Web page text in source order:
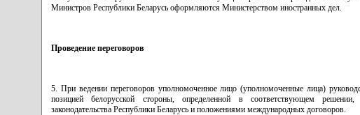
Министров Республики Беларусь оформляются Министерством иностранных дел.
Проведение переговоров
5. При ведении переговоров уполномоченное лицо (уполномоченные лица)
позицией белорусской стороны, определенной в соответствующем
законодательства Республики Беларусь и положениями международных договоров.